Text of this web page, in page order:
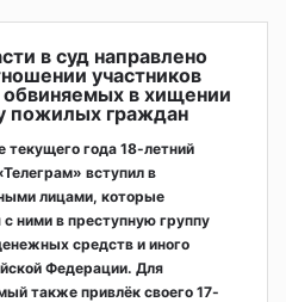
в суд направлено
участников
обвиняемых в хищении
пожилых граждан
текущего года 18-летний
вступил в
лицами, которые
ними в преступную группу
средств и иного
Федерации. Для
также привлёк своего 17-